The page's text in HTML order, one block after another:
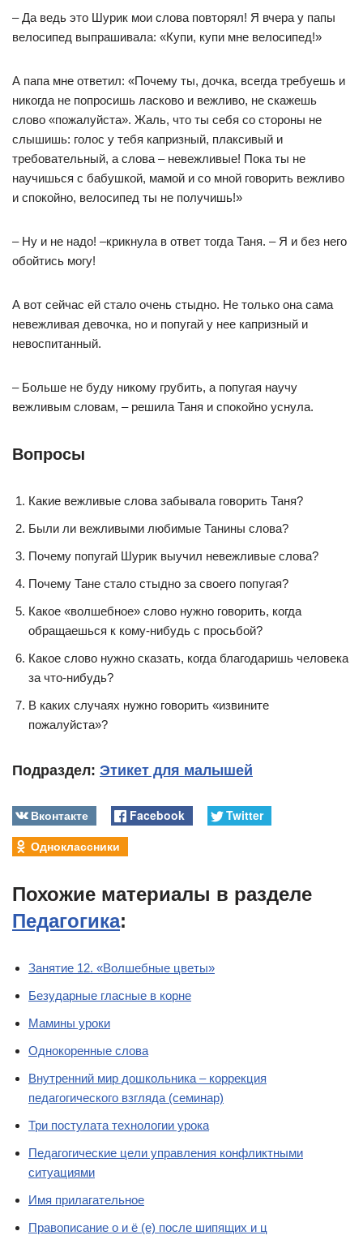
– Да ведь это Шурик мои слова повторял! Я вчера у папы
велосипед выпрашивала: «Купи, купи мне велосипед!»
А папа мне ответил: «Почему ты, дочка, всегда требуешь и
никогда не попросишь ласково и вежливо, не скажешь
слово «пожалуйста». Жаль, что ты себя со стороны не
слышишь: голос у тебя капризный, плаксивый и
требовательный, а слова – невежливые! Пока ты не
научишься с бабушкой, мамой и со мной говорить вежливо
и спокойно, велосипед ты не получишь!»
– Ну и не надо! –крикнула в ответ тогда Таня. – Я и без него
обойтись могу!
А вот сейчас ей стало очень стыдно. Не только она сама
невежливая девочка, но и попугай у нее капризный и
невоспитанный.
– Больше не буду никому грубить, а попугая научу
вежливым словам, – решила Таня и спокойно уснула.
Вопросы
Какие вежливые слова забывала говорить Таня?
Были ли вежливыми любимые Танины слова?
Почему попугай Шурик выучил невежливые слова?
Почему Тане стало стыдно за своего попугая?
Какое «волшебное» слово нужно говорить, когда
обращаешься к кому-нибудь с просьбой?
Какое слово нужно сказать, когда благодаришь человека
за что-нибудь?
В каких случаях нужно говорить «извините
пожалуйста»?
Подраздел: Этикет для малышей
Вконтакте Facebook
Twitter
Одноклассники
Похожие материалы в разделе
Педагогика:
Занятие 12. «Волшебные цветы»
Безударные гласные в корне
Мамины уроки
Однокоренные слова
Внутренний мир дошкольника – коррекция
педагогического взгляда (семинар)
Три постулата технологии урока
Педагогические цели управления конфликтными
ситуациями
Имя прилагательное
Правописание о и ё (е) после шипящих и ц